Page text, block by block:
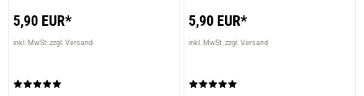
5,90 EUR*
inkl. MwSt. zzgl. Versand
5,90 EUR*
inkl. MwSt. zzgl. Versand